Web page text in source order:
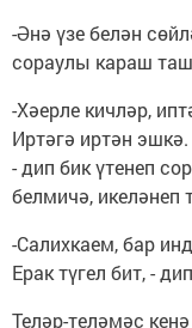
-Әнә үзе белән
сораулы караш
-Хәерле кичләр,
Иртәгә иртән
- дип бик үтенеп
белмичә, икеләнеп
-Салихкаем, бар
Ерак түгел бит, -
Теләр-теләмәс